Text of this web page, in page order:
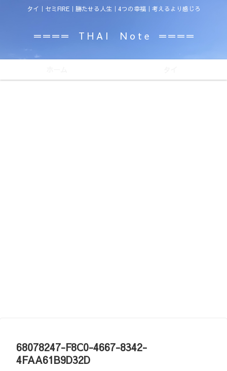
タイ｜セミFIRE｜勝たせる人生｜4つの幸福｜考えるより感じろ
＝＝＝＝ T H A I N o t e ＝＝＝＝
68078247-F8C0-4667-8342-
4FAA61B9D32D